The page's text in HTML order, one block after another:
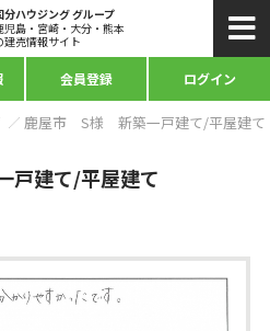
分ハウジング グループ
児島・宮崎・大分・熊本
建売情報サイト
会員登録 ログイン
鹿屋市 S様 新築一戸建て/平屋建て
建て/平屋建て